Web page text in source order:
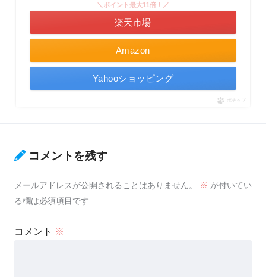
Amazon
＼ポイント最大11倍！／
楽天市場
Yahooショッピング
ポチップ
コメントを残す
メールアドレスが公開されることはありません。 ※ が付いてい
る欄は必須項目です
コメント ※